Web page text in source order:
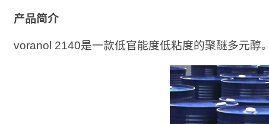
产品简介
voranol 2140是一款低官能度低粘度的聚醚多元醇。